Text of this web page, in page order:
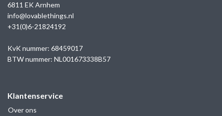
6811 EK Arnhem
info@lovablethings.nl
+31(0)6-21824192
KvK nummer: 68459017
BTW nummer: NL001673338B57
Klantenservice
Over ons